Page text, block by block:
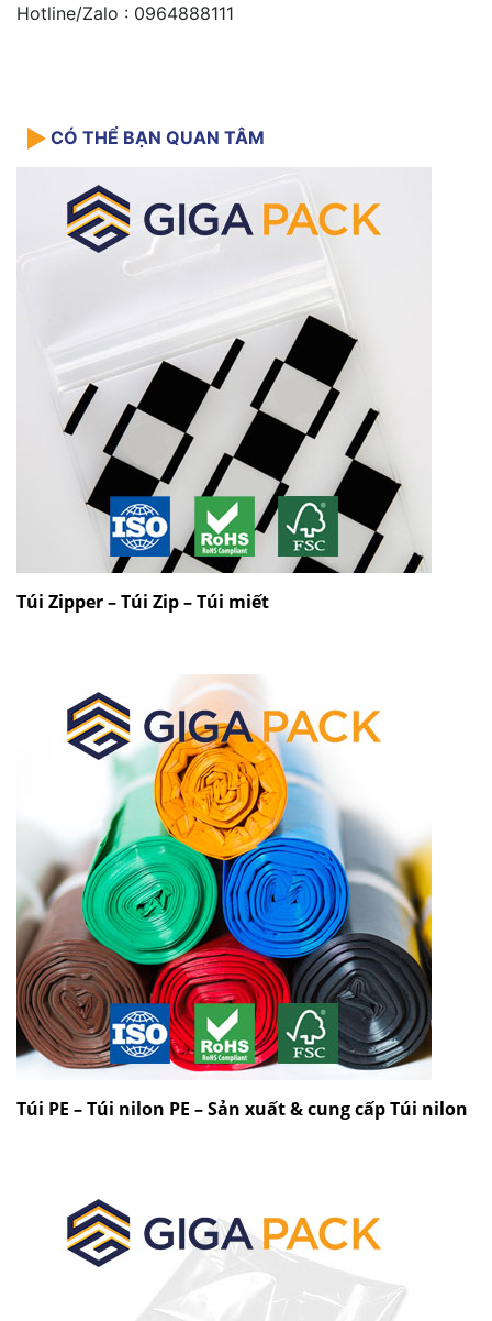
Hotline/Zalo : 0964888111
CÓ THỂ BẠN QUAN TÂM
Túi Zipper – Túi Zip – Túi miết
Túi PE – Túi nilon PE – Sản xuất & cung cấp Túi nilon